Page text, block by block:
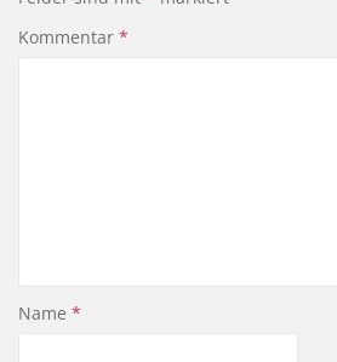
Kommentar *
Name *